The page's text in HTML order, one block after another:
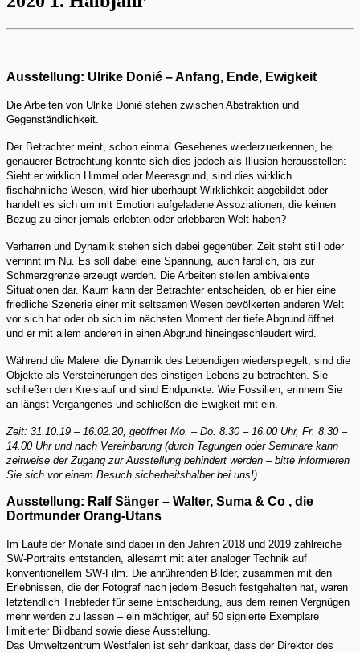
Ausstellung: Ulrike Donié – Anfang, Ende, Ewigkeit
Die Arbeiten von Ulrike Donié stehen zwischen Abstraktion und
Gegenständlichkeit.
Der Betrachter meint, schon einmal Gesehenes wiederzuerkennen, bei
genauerer Betrachtung könnte sich dies jedoch als Illusion herausstellen:
Sieht er wirklich Himmel oder Meeresgrund, sind dies wirklich
fischähnliche Wesen, wird hier überhaupt Wirklichkeit abgebildet oder
handelt es sich um mit Emotion aufgeladene Assoziationen, die keinen
Bezug zu einer jemals erlebten oder erlebbaren Welt haben?
Verharren und Dynamik stehen sich dabei gegenüber. Zeit steht still oder
verrinnt im Nu. Es soll dabei eine Spannung, auch farblich, bis zur
Schmerzgrenze erzeugt werden. Die Arbeiten stellen ambivalente
Situationen dar. Kaum kann der Betrachter entscheiden, ob er hier eine
friedliche Szenerie einer mit seltsamen Wesen bevölkerten anderen Welt
vor sich hat oder ob sich im nächsten Moment der tiefe Abgrund öffnet
und er mit allem anderen in einen Abgrund hineingeschleudert wird.
Während die Malerei die Dynamik des Lebendigen wiederspiegelt, sind die
Objekte als Versteinerungen des einstigen Lebens zu betrachten. Sie
schließen den Kreislauf und sind Endpunkte. Wie Fossilien, erinnern Sie
an längst Vergangenes und schließen die Ewigkeit mit ein.
Zeit: 31.10.19 – 16.02.20, geöffnet Mo. – Do. 8.30 – 16.00 Uhr, Fr. 8.30 –
14.00 Uhr und nach Vereinbarung (durch Tagungen oder Seminare kann
zeitweise der Zugang zur Ausstellung behindert werden – bitte informieren
Sie sich vor einem Besuch sicherheitshalber bei uns!)
Ausstellung: Ralf Sänger – Walter, Suma & Co , die
Dortmunder Orang-Utans
Im Laufe der Monate sind dabei in den Jahren 2018 und 2019 zahlreiche
SW-Portraits entstanden, allesamt mit alter analoger Technik auf
konventionellem SW-Film. Die anrührenden Bilder, zusammen mit den
Erlebnissen, die der Fotograf nach jedem Besuch festgehalten hat, waren
letztendlich Triebfeder für seine Entscheidung, aus dem reinen Vergnügen
mehr werden zu lassen – ein mächtiger, auf 50 signierte Exemplare
limitierter Bildband sowie diese Ausstellung.
Das Umweltzentrum Westfalen ist sehr dankbar, dass der Direktor des